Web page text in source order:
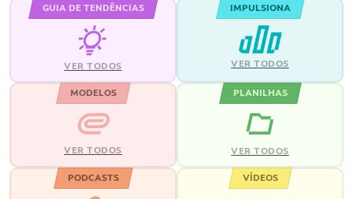
GUIA DE TENDÊNCIAS
VER TODOS
IMPULSIONA
VER TODOS
MODELOS
VER TODOS
PLANILHAS
VER TODOS
PODCASTS VÍDEOS